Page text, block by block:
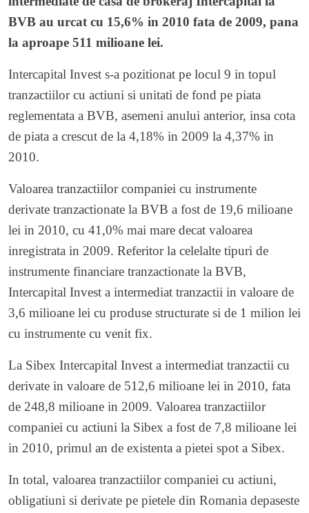
BVB au urcat cu 15,6% in 2010 fata de 2009, pana
la aproape 511 milioane lei.
Intercapital Invest s-a pozitionat pe locul 9 in topul
tranzactiilor cu actiuni si unitati de fond pe piata
reglementata a BVB, asemeni anului anterior, insa cota
de piata a crescut de la 4,18% in 2009 la 4,37% in
2010.
Valoarea tranzactiilor companiei cu instrumente
derivate tranzactionate la BVB a fost de 19,6 milioane
lei in 2010, cu 41,0% mai mare decat valoarea
inregistrata in 2009. Referitor la celelalte tipuri de
instrumente financiare tranzactionate la BVB,
Intercapital Invest a intermediat tranzactii in valoare de
3,6 milioane lei cu produse structurate si de 1 milion lei
cu instrumente cu venit fix.
La Sibex Intercapital Invest a intermediat tranzactii cu
derivate in valoare de 512,6 milioane lei in 2010, fata
de 248,8 milioane in 2009. Valoarea tranzactiilor
companiei cu actiuni la Sibex a fost de 7,8 milioane lei
in 2010, primul an de existenta a pietei spot a Sibex.
In total, valoarea tranzactiilor companiei cu actiuni,
obligatiuni si derivate pe pietele din Romania depaseste